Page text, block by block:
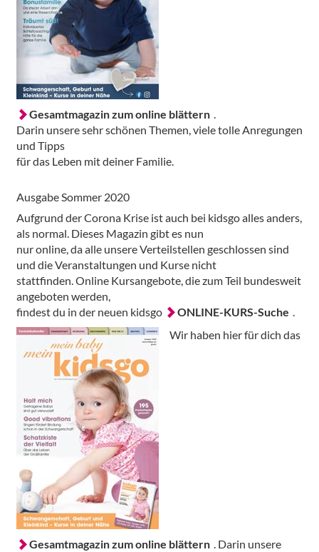
Gesamtmagazin zum online blättern .
Darin unsere sehr schönen Themen, viele tolle Anregungen
und Tipps
für das Leben mit deiner Familie.
Ausgabe Sommer 2020
Aufgrund der Corona Krise ist auch bei kidsgo alles anders,
als normal. Dieses Magazin gibt es nun
nur online, da alle unsere Verteilstellen geschlossen sind
und die Veranstaltungen und Kurse nicht
stattfinden. Online Kursangebote, die zum Teil bundesweit
angeboten werden,
findest du in der neuen kidsgo
ONLINE-KURS-Suche .
Wir haben hier für dich das
Gesamtmagazin zum online blättern . Darin unsere